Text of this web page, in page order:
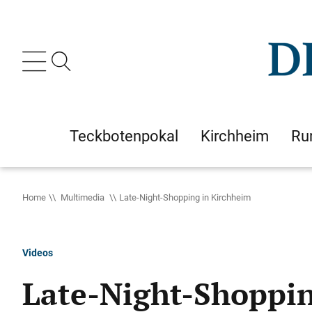
Teckbotenpokal Kirchheim
Home Multimedia Late-Night-Shopping in Kirchheim
Videos
Late-Night-